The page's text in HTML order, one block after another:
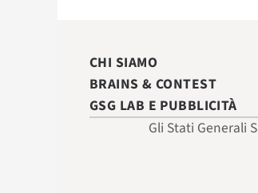
CHI SIAMO
BRAINS & CONTEST
GSG LAB E PUBBLICITÀ
Gli Stati Generali